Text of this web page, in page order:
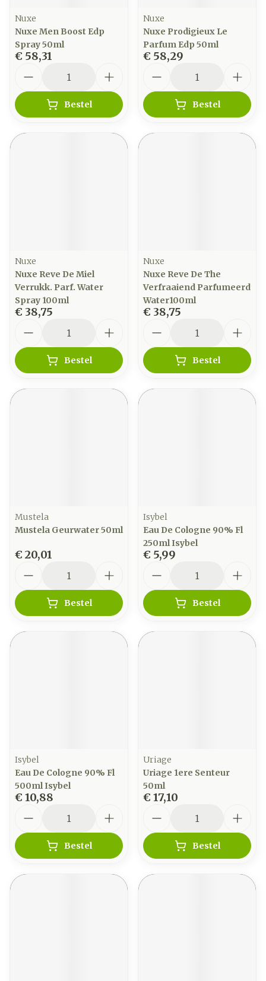
Nuxe
Nuxe Men Boost Edp
Spray 50ml
€ 58,31
Bestel
Nuxe
Nuxe Prodigieux Le
Parfum Edp 50ml
€ 58,29
Bestel
Nuxe
Nuxe Reve De Miel
Verrukk. Parf. Water
Spray 100ml
€ 38,75
Bestel
Nuxe
Nuxe Reve De The
Verfraaiend Parfumeerd
Water100ml
€ 38,75
Bestel
Mustela
Mustela Geurwater 50ml
€ 20,01
Bestel
Isybel
Eau De Cologne 90% Fl
250ml Isybel
€ 5,99
Bestel
Isybel
Eau De Cologne 90% Fl
500ml Isybel
€ 10,88
Bestel
Uriage
Uriage 1ere Senteur
50ml
€ 17,10
Bestel